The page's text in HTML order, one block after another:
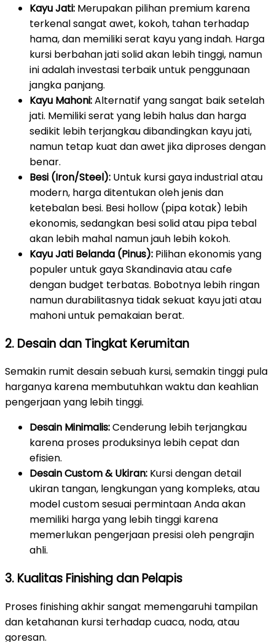
Kayu Jati: Merupakan pilihan premium karena
terkenal sangat awet, kokoh, tahan terhadap
hama, dan memiliki serat kayu yang indah. Harga
kursi berbahan jati solid akan lebih tinggi, namun
ini adalah investasi terbaik untuk penggunaan
jangka panjang.
Kayu Mahoni:Alternatif yang sangat baik setelah
jati. Memiliki serat yang lebih halus dan harga
sedikit lebih terjangkau dibandingkan kayu jati,
namun tetap kuat dan awet jika diproses dengan
benar.
Besi (Iron/Steel): Untuk kursi gaya industrial atau
modern, harga ditentukan oleh jenis dan
ketebalan besi. Besi hollow (pipa kotak) lebih
ekonomis, sedangkan besi solid atau pipa tebal
akan lebih mahal namun jauh lebih kokoh.
Kayu Jati Belanda (Pinus): Pilihan ekonomis yang
populer untuk gaya Skandinavia atau cafe
dengan budget terbatas. Bobotnya lebih ringan
namun durabilitasnya tidak sekuat kayu jati atau
mahoni untuk pemakaian berat.
2. Desain dan Tingkat Kerumitan
Semakin rumit desain sebuah kursi, semakin tinggi pula
harganya karena membutuhkan waktu dan keahlian
pengerjaan yang lebih tinggi.
Desain Minimalis:Cenderung lebih terjangkau
karena proses produksinya lebih cepat dan
efisien.
Desain Custom & Ukiran: Kursi dengan detail
ukiran tangan, lengkungan yang kompleks, atau
model custom sesuai permintaan Anda akan
memiliki harga yang lebih tinggi karena
memerlukan pengerjaan presisi oleh pengrajin
ahli.
3. Kualitas Finishing dan Pelapis
Proses finishing akhir sangat memengaruhi tampilan
dan ketahanan kursi terhadap cuaca, noda, atau
goresan.